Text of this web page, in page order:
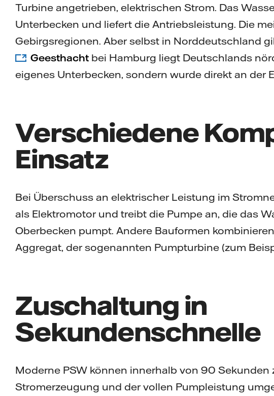
Turbine angetrieben, elektrischen Strom. Das
Unterbecken und liefert die Antriebsleistung. Die
Gebirgsregionen. Aber selbst in Norddeutschland
Geesthacht bei Hamburg liegt Deutschlands
eigenes Unterbecken, sondern wurde direkt an der
Verschiedene
Einsatz
Bei Überschuss an elektrischer Leistung im
als Elektromotor und treibt die Pumpe an, die das
Oberbecken pumpt. Andere Bauformen
Aggregat, der sogenannten Pumpturbine (zum
Zuschaltung in
Sekundenschnelle
Moderne PSW können innerhalb von 90 Sekunden
Stromerzeugung und der vollen Pumpleistung